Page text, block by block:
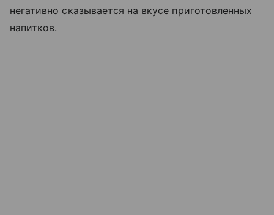
негативно сказывается на вкусе приготовленных
напитков.